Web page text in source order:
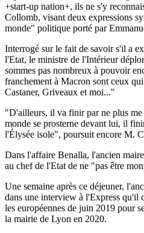
+start-up nation+, ils ne s'y
Collomb, visant deux expressions
monde" politique porté par
Interrogé sur le fait de savoir s'il a
l'Etat, le ministre de l'Intérieur
sommes pas nombreux à pouvoir
franchement à Macron sont ceux
Castaner, Griveaux et moi..."
"D'ailleurs, il va finir par ne plus
monde se prosterne devant lui, il
l'Élysée isole", poursuit encore M.
Dans l'affaire Benalla, l'ancien
au chef de l'Etat de ne "pas être
Une semaine après ce déjeuner,
dans une interview à l'Express qu'il
les européennes de juin 2019 pour
la mairie de Lyon en 2020.